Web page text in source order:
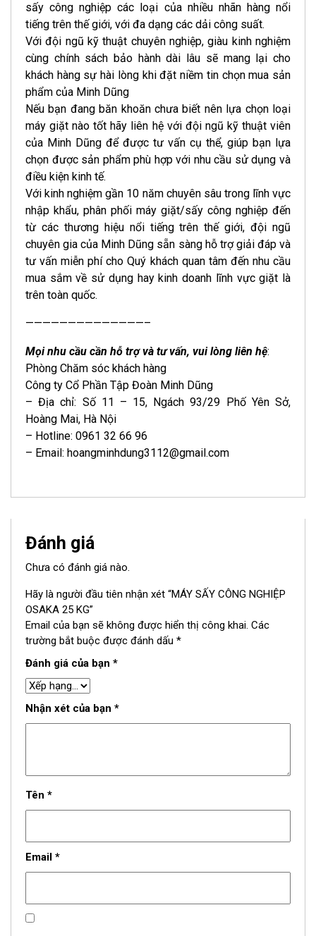
sấy công nghiệp các loại của nhiều nhãn hàng nổi
tiếng trên thế giới, với đa dạng các dải công suất.
Với đội ngũ kỹ thuật chuyên nghiệp, giàu kinh nghiệm
cùng chính sách bảo hành dài lâu sẽ mang lại cho
khách hàng sự hài lòng khi đặt niềm tin chọn mua sản
phẩm của Minh Dũng
Nếu bạn đang băn khoăn chưa biết nên lựa chọn loại
máy giặt nào tốt hãy liên hệ với đội ngũ kỹ thuật viên
của Minh Dũng để được tư vấn cụ thể, giúp bạn lựa
chọn được sản phẩm phù hợp với nhu cầu sử dụng và
điều kiện kinh tế.
Với kinh nghiệm gần 10 năm chuyên sâu trong lĩnh vực
nhập khẩu, phân phối máy giặt/sấy công nghiệp đến
từ các thương hiệu nổi tiếng trên thế giới, đội ngũ
chuyên gia của Minh Dũng sẵn sàng hỗ trợ giải đáp và
tư vấn miễn phí cho Quý khách quan tâm đến nhu cầu
mua sắm về sử dụng hay kinh doanh lĩnh vực giặt là
trên toàn quốc.
——————————————–
Mọi nhu cầu cần hỗ trợ và tư vấn, vui lòng liên hệ:
Phòng Chăm sóc khách hàng
Công ty Cổ Phần Tập Đoàn Minh Dũng
– Địa chỉ: Số 11 – 15, Ngách 93/29 Phố Yên Sở,
Hoàng Mai, Hà Nội
– Hotline: 0961 32 66 96
– Email: hoangminhdung3112@gmail.com
Đánh giá
Chưa có đánh giá nào.
Hãy là người đầu tiên nhận xét “MÁY SẤY CÔNG NGHIỆP
OSAKA 25 KG”
Email của bạn sẽ không được hiển thị công khai. Các
trường bắt buộc được đánh dấu *
Đánh giá của bạn *
Nhận xét của bạn *
Tên *
Email *